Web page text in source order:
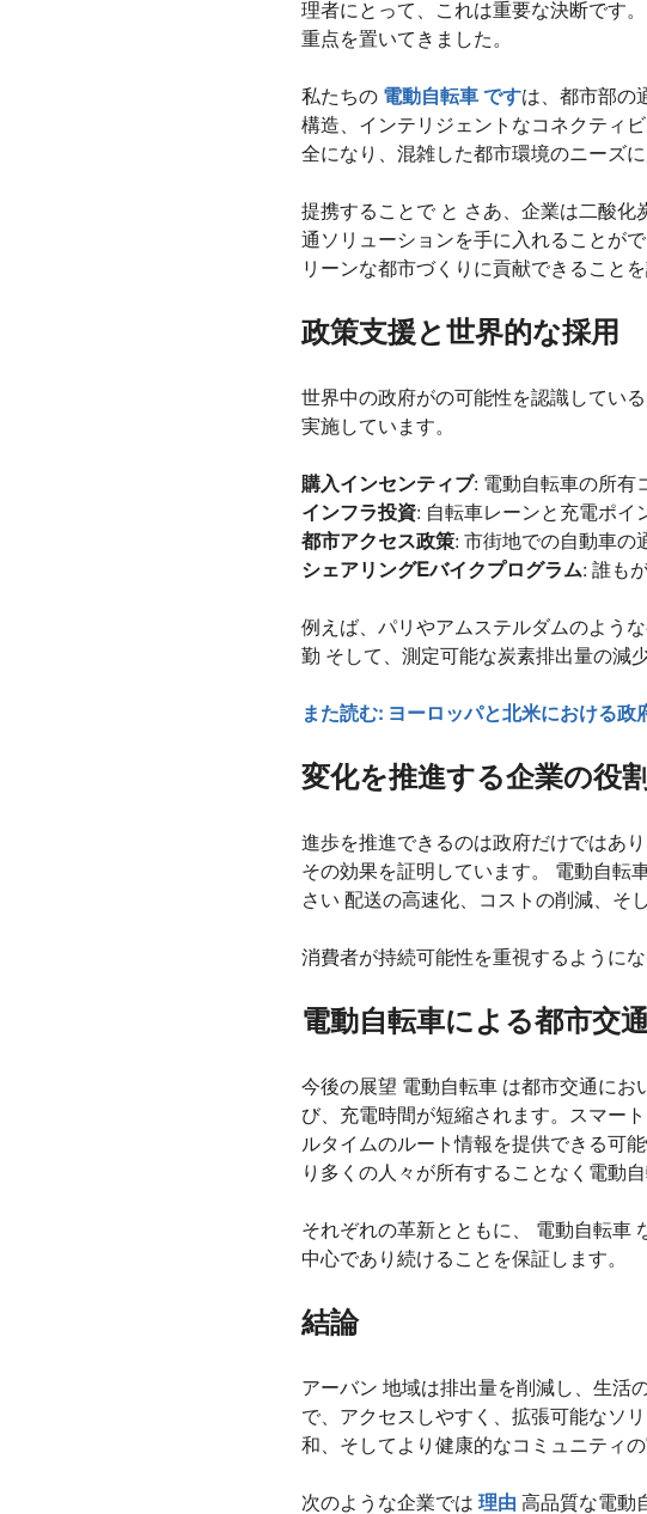
理者にとって、これは重要な決断です
重点を置いてきました。
私たちの 電動自転車 ですは、都市部の
構造、インテリジェントなコネクティ
全になり、混雑した都市環境のニーズに
提携することで と さあ、企業は二酸
通ソリューションを手に入れることが
リーンな都市づくりに貢献できることを
政策支援と世界的な採用
世界中の政府がの可能性を認識してい
実施しています。
購入インセンティブ : 電動自転車の所有
インフラ投資: 自転車レーンと充電ポイ
都市アクセス政策: 市街地での自動車の
シェアリングEバイクプログラム: 誰も
例えば、パリやアムステルダムのよう
勤 そして、測定可能な炭素排出量の減少
また読む: ヨーロッパと北米における政
変化を推進する企業の役割
進歩を推進できるのは政府だけではあ
その効果を証明しています。 電動自転
さい 配送の高速化、コストの削減、そ
消費者が持続可能性を重視するように
電動自転車による都市交
今後の展望 電動自転車 は都市交通に
び、充電時間が短縮されます。スマー
ルタイムのルート情報を提供できる可
り多くの人々が所有することなく電動
それぞれの革新とともに、 電動自転車
中心であり続けることを保証します。
結論
アーバン 地域は排出量を削減し、生活
で、アクセスしやすく、拡張可能なソ
和、そしてより健康的なコミュニティ
次のような企業では 理由 高品質な電動